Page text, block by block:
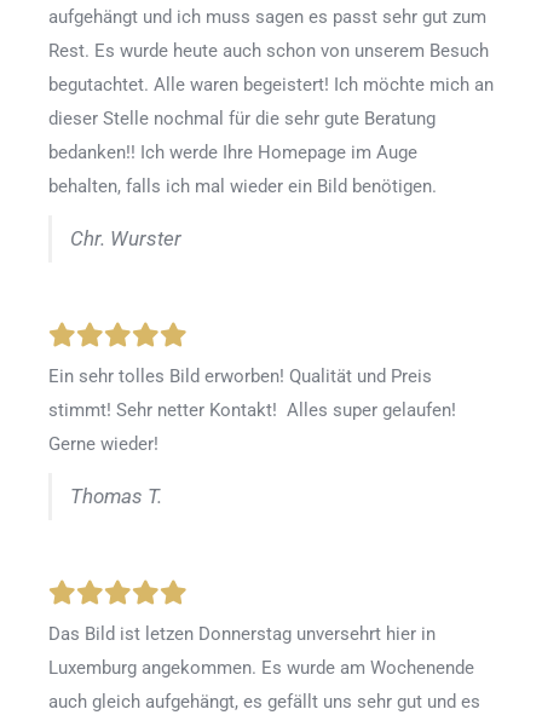
aufgehängt und ich muss sagen es passt sehr gut zum
Rest. Es wurde heute auch schon von unserem Besuch
begutachtet. Alle waren begeistert! Ich möchte mich an
dieser Stelle nochmal für die sehr gute Beratung
bedanken!! Ich werde Ihre Homepage im Auge
behalten, falls ich mal wieder ein Bild benötigen.
Chr. Wurster
Ein sehr tolles Bild erworben! Qualität und Preis
stimmt! Sehr netter Kontakt! Alles super gelaufen!
Gerne wieder!
Thomas T.
Das Bild ist letzen Donnerstag unversehrt hier in
Luxemburg angekommen. Es wurde am Wochenende
auch gleich aufgehängt, es gefällt uns sehr gut und es